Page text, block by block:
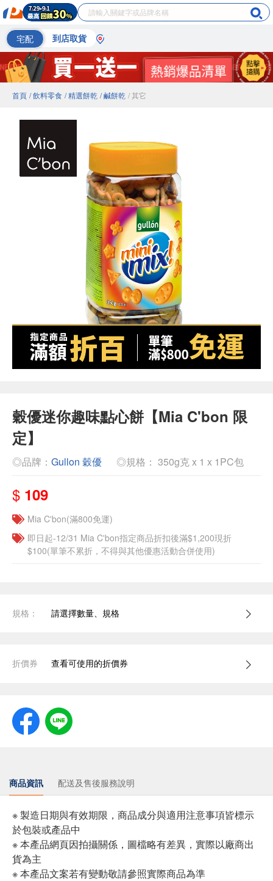
宅配 到店取貨
首頁 / 飲料零食 / 精選餅乾 / 鹹餅乾 / 其它
穀優迷你趣味點心餅【Mia C'bon 限
定】
◎品牌： Gullon 穀優 ◎規格： 350g克 x 1 x 1PC包
$ 109
Mia C'bon(滿800免運)
即日起-12/31 Mia C'bon指定商品折扣後滿$1,200現折
$100(單筆不累折，不得與其他優惠活動合併使用)
規格： 請選擇數量、規格
折價券 查看可使用的折價券
商品資訊 配送及售後服務說明
※ 製造日期與有效期限，商品成分與適用注意事項皆標示
於包裝或產品中
※ 本產品網頁因拍攝關係，圖檔略有差異，實際以廠商出
貨為主
※ 本產品文案若有變動敬請參照實際商品為準